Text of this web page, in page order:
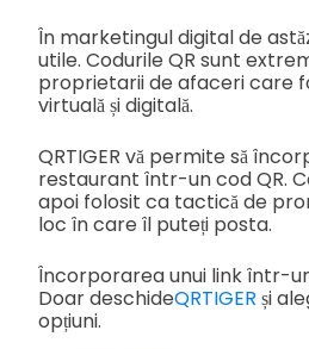
În marketingul digital de
utile. Codurile QR sunt
proprietarii de afaceri care
virtuală și digitală.
QRTIGER vă permite să
restaurant într-un cod QR.
apoi folosit ca tactică de
loc în care îl puteți posta.
Încorporarea unui link într-
Doar deschideQRTIGER și
opțiuni.